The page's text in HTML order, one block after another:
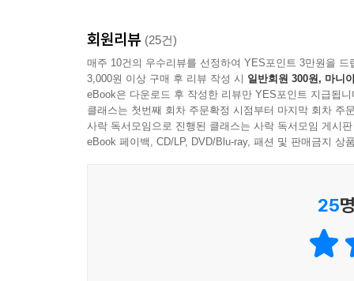
문학론입니다. 내밀하고 친밀한 방식으로 쓰인
책이 될 『일기시대』와 강지혜 시인의 모든 처음
■ 사실은 문학을 사랑해: 어느 일기주의자의 고백
2016년 중앙신인문학상을 받으며 등단하였고,
콩나무가 쑥쑥 자라나는 듯한 기세로, 없던 구조
자유자재로 일상에 첨가한다. 밋밋한 날들에
회원리뷰 (25건)
매주 10건의 우수리뷰를 선정하여 YES포인트 3만원을 드
3,000원 이상 구매 후 리뷰 작성 시 일반회원 300원, 마니
eBook은 다운로드 후 작성한 리뷰만 YES포인트 지급됩니
클래스는 첫번째 회차 주문확정 시점부터 마지막 회차 주
사락 독서모임으로 진행된 클래스는 사락 독서모임 게시
eBook 페이백, CD/LP, DVD/Blu-ray, 패션 및 판매금지 상
25